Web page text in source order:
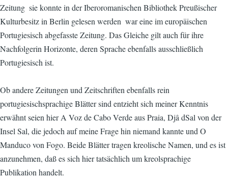
Zeitung  sie konnte in der Iberoromanischen Bibliothek Preußischer
Kulturbesitz in Berlin gelesen werden  war eine im europäischen
Portugiesisch abgefasste Zeitung. Das Gleiche gilt auch für ihre
Nachfolgerin Horizonte, deren Sprache ebenfalls ausschließlich
Portugiesisch ist.
Ob andere Zeitungen und Zeitschriften ebenfalls rein
portugiesischsprachige Blätter sind entzieht sich meiner Kenntnis 
erwähnt seien hier A Voz de Cabo Verde aus Praia, Djâ dSal von der
Insel Sal, die jedoch auf meine Frage hin niemand kannte und O
Manduco von Fogo. Beide Blätter tragen kreolische Namen, und es ist
anzunehmen, daß es sich hier tatsächlich um kreolsprachige
Publikation handelt.